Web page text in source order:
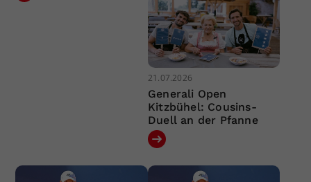
21.07.2026
Generali Open
Kitzbühel: Cousins-
Duell an der Pfanne